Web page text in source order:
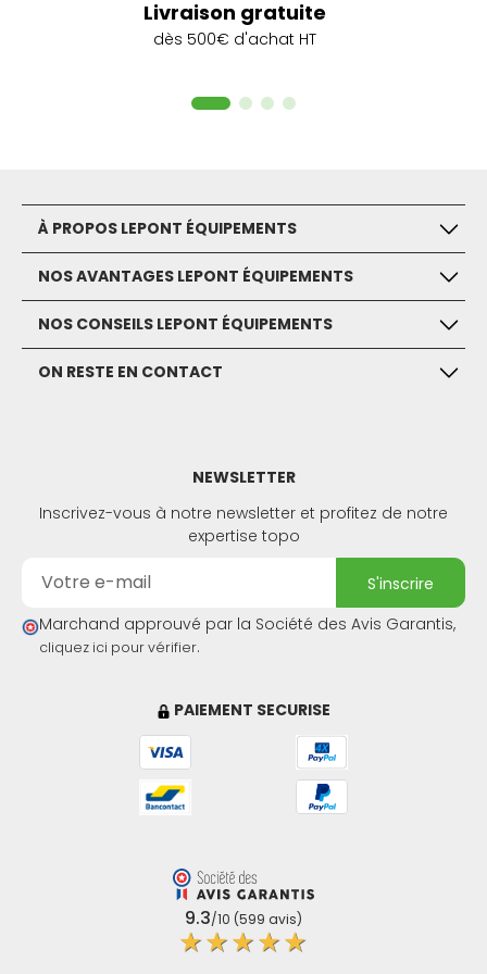
Livraison gratuite
dès 500€ d'achat HT
À PROPOS LEPONT ÉQUIPEMENTS
NOS AVANTAGES LEPONT ÉQUIPEMENTS
NOS CONSEILS LEPONT ÉQUIPEMENTS
ON RESTE EN CONTACT
PAIEMENT SECURISE
9.3/10 (599 avis)
★★★★★
NEWSLETTER
Inscrivez-vous à notre newsletter et profitez de notre
expertise topo
s'inscrire
Marchand approuvé par la Société des Avis Garantis,
cliquez ici pour vérifier.